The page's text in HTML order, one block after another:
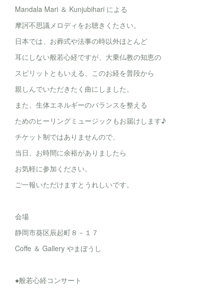
Mandala Mari ＆ Kunjubihari による
摩訶不思議メロディをお聴きくたさい。
日本では、お葬式や法事の時以外ほとんど
耳にしない般若心経ですが、大乗仏教の知恵の
スピリットともいえる、このお経を普段から
親しんでいただきたく曲にしました。
また、生体エネルギーのバランスを整える
ためのヒーリングミュージックもお届けします♪
チケット制ではありませんので、
当日、お時間に余裕がありましたら
お気軽に参加ください。
ご一報いただけますとうれしいです。
会場
静岡市葵区辰起町８－１７
Coffe ＆ Gallery やまぼうし
●般若心経コンサート